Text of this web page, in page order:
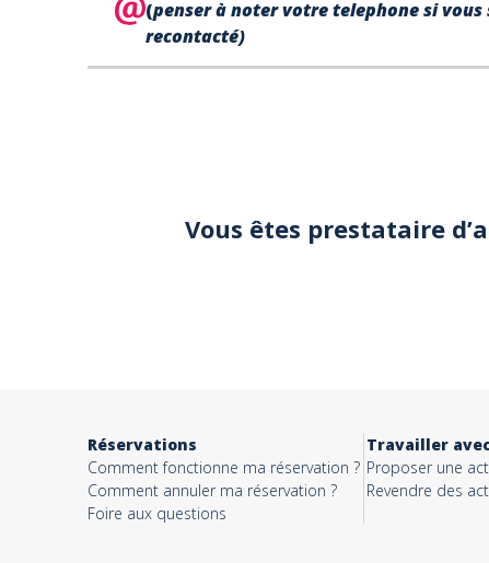
(penser à noter votre telephone si
recontacté)
Message*
Vous êtes prestataire
Réservations
Comment fonctionne ma réservation ?
Comment annuler ma réservation ?
Foire aux questions
Travailler
Proposer une
Revendre des